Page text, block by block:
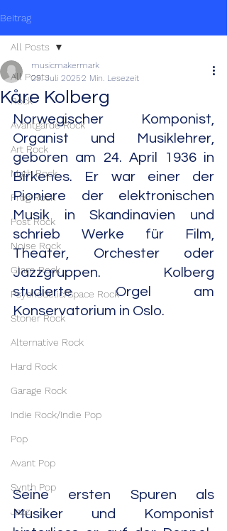
Beitrag
All Posts
Rock
Avantgarde Rock
Art Rock
Math Rock
Prog Rock
Post Rock
Noise Rock
Glam Rock
Psychedelic/Space Rock
Stoner Rock
Alternative Rock
Hard Rock
Garage Rock
Indie Rock/Indie Pop
Pop
Avant Pop
Synth Pop
Jazz
All Posts
Kåre Kolberg
musicmakermark
29. Juli 20252 Min. Lesezeit
Norwegischer Komponist,
Organist und Musiklehrer,
geboren am 24. April 1936 in
Birkenes. Er war einer der
Pioniere der elektronischen
Musik in Skandinavien und
schrieb Werke für Film,
Theater, Orchester oder
Jazzgruppen. Kolberg
studierte Orgel am
Konservatorium in Oslo.
Seine ersten Spuren als
Musiker und Komponist